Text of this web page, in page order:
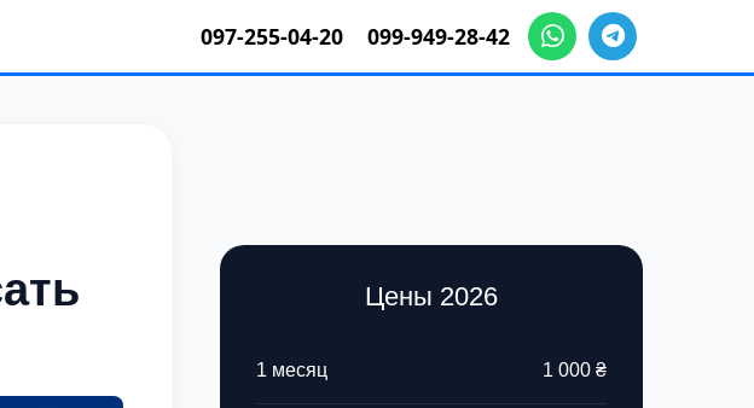
097-255-04-20 099-949-28-42
Цены 2026
1 месяц 1 000 ₴